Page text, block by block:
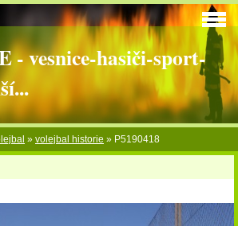
- vesnice-hasiči-sport-
» volejbal historie » P5190418